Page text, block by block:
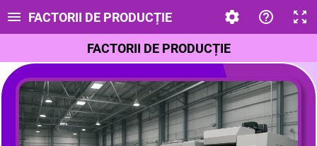
FACTORII DE PRODUCȚIE
FACTORII DE PRODUCȚIE